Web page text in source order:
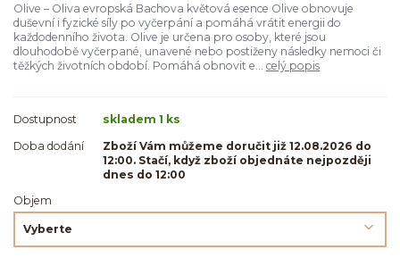
Olive – Oliva evropská Bachova květová esence Olive obnovuje
duševní i fyzické síly po vyčerpání a pomáhá vrátit energii do
každodenního života. Olive je určena pro osoby, které jsou
dlouhodobě vyčerpané, unavené nebo postiženy následky nemoci či
těžkých životních období. Pomáhá obnovit e... celý popis
Dostupnost
skladem 1 ks
Doba dodání
Zboží Vám můžeme doručit již 12.08.2026 do
12:00. Stačí, když zboží objednáte nejpozději
dnes do 12:00
Objem